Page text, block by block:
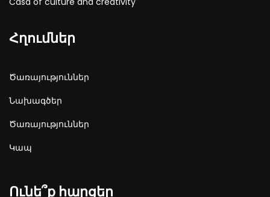
Հղումներ
Ծառայություններ
Նախագծեր
Ծառայություններ
Կապ
Ունե՞ք հարցեր